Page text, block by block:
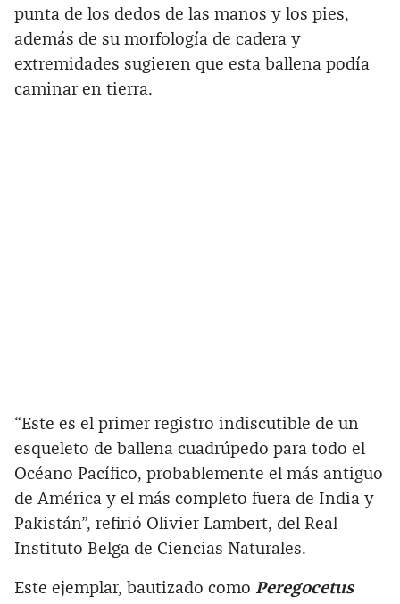
punta de los dedos de las manos y los pies,
además de su morfología de cadera y
extremidades sugieren que esta ballena podía
caminar en tierra.
“Este es el primer registro indiscutible de un
esqueleto de ballena cuadrúpedo para todo el
Océano Pacífico, probablemente el más antiguo
de América y el más completo fuera de India y
Pakistán”, refirió Olivier Lambert, del Real
Instituto Belga de Ciencias Naturales.
Este ejemplar, bautizado como Peregocetus